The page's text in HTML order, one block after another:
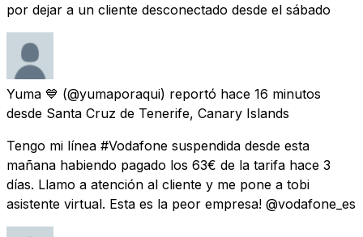
por dejar a un cliente desconectado desde el sábado
Yuma 💙 (@yumaporaqui) reportó hace 16 minutos
desde Santa Cruz de Tenerife, Canary Islands
Tengo mi línea #Vodafone suspendida desde esta
mañana habiendo pagado los 63€ de la tarifa hace 3
días. Llamo a atención al cliente y me pone a tobi
asistente virtual. Esta es la peor empresa! @vodafone_es